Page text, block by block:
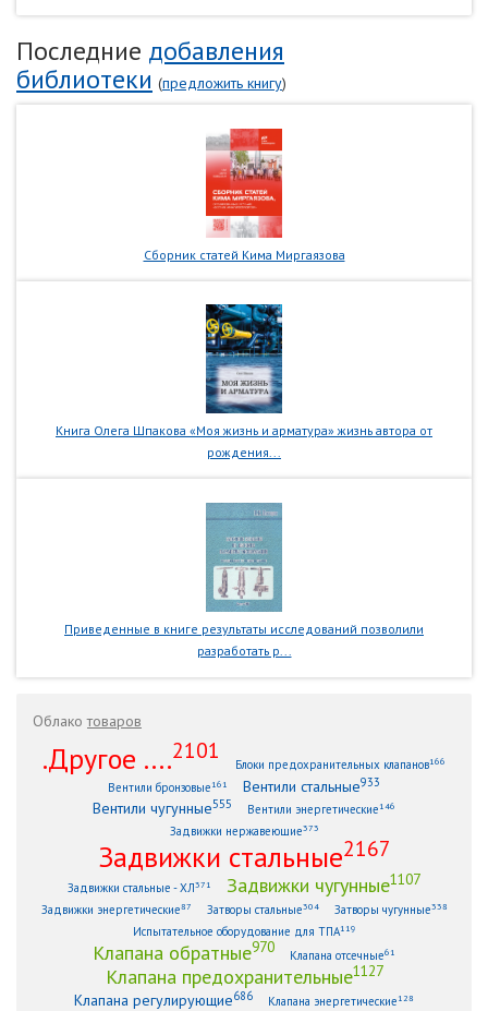
Последние добавления
библиотеки (предложить книгу)
Сборник статей Кима Миргаязова
Книга Олега Шпакова «Моя жизнь и арматура» жизнь автора от
рождения...
Приведенные в книге результаты исследований позволили
разработать р...
Облакотоваров
.Другое ....2101
Блоки предохранительных клапанов166
Вентили бронзовые161 Вентили стальные933
Вентили чугунные555 Вентили энергетические146
Задвижки нержавеющие373
Задвижки стальные2167
Задвижки стальные - ХЛ371 Задвижки чугунные1107
Задвижки энергетические87 Затворы стальные304 Затворы чугунные338
Испытательное оборудование для ТПА119
Клапана обратные970 Клапана отсечные61
Клапана предохранительные1127
Клапана регулирующие686 Клапана энергетические128